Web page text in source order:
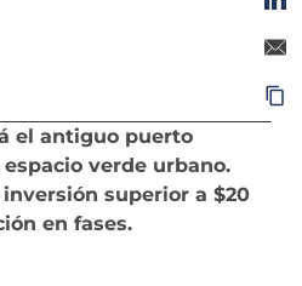
el antiguo puerto
verde urbano.
superior a $20
en fases.